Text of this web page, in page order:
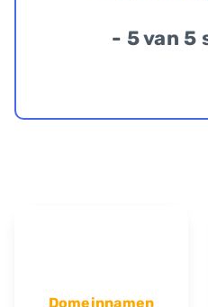
- 5 van 5
Domeinnamen